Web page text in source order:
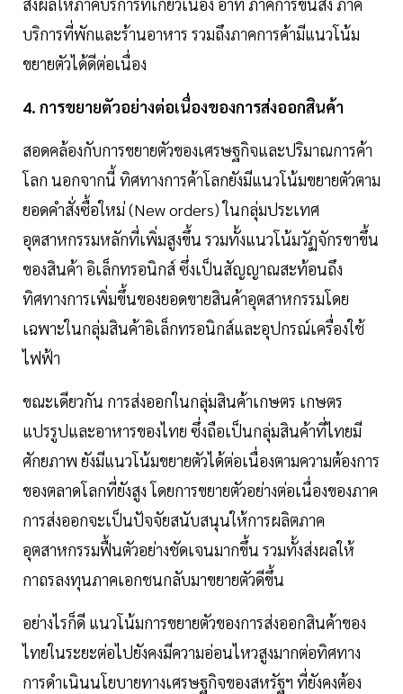
บริการที่พักและร้านอาหาร รวมถึงภาคการค้ามีแนวโน้ม
ขยายตัวได้ดีต่อเนื่อง
4. การขยายตัวอย่างต่อเนื่องของการส่งออกสินค้า
สอดคล้องกับการขยายตัวของเศรษฐกิจและปริมาณการค้า
โลก นอกจากนี้ ทิศทางการค้าโลกยังมีแนวโน้มขยายตัวตาม
ยอดคำสั่งซื้อใหม่ (New orders) ในกลุ่มประเทศ
อุตสาหกรรมหลักที่เพิ่มสูงขึ้น รวมทั้งแนวโน้มวัฏจักรขาขึ้น
ของสินค้า อิเล็กทรอนิกส์ ซึ่งเป็นสัญญาณสะท้อนถึง
ทิศทางการเพิ่มขึ้นของยอดขายสินค้าอุตสาหกรรมโดย
เฉพาะในกลุ่มสินค้าอิเล็กทรอนิกส์และอุปกรณ์เครื่องใช้
ไฟฟ้า
ขณะเดียวกัน การส่งออกในกลุ่มสินค้าเกษตร เกษตร
แปรรูปและอาหารของไทย ซึ่งถือเป็นกลุ่มสินค้าที่ไทยมี
ศักยภาพ ยังมีแนวโน้มขยายตัวได้ต่อเนื่องตามความต้องการ
ของตลาดโลกที่ยังสูง โดยการขยายตัวอย่างต่อเนื่องของภาค
การส่งออกจะเป็นปัจจัยสนับสนุนให้การผลิตภาค
อุตสาหกรรมฟื้นตัวอย่างชัดเจนมากขึ้น รวมทั้งส่งผลให้
กาถรลงทุนภาคเอกชนกลับมาขยายตัวดีขึ้น
อย่างไรก็ดี แนวโน้มการขยายตัวของการส่งออกสินค้าของ
ไทยในระยะต่อไปยังคงมีความอ่อนไหวสูงมากต่อทิศทาง
การดำเนินนโยบายทางเศรษฐกิจของสหรัฐฯ ที่ยังคงต้อง